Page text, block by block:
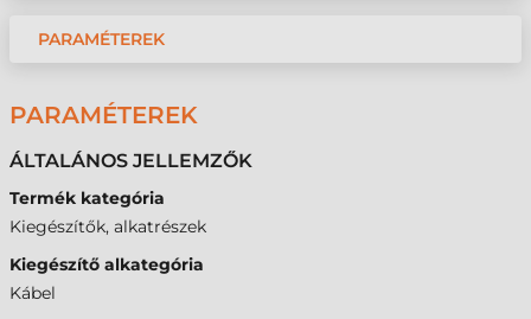
PARAMÉTEREK
PARAMÉTEREK
ÁLTALÁNOS JELLEMZŐK
Termék kategória
Kiegészítők, alkatrészek
Kiegészítő alkategória
Kábel